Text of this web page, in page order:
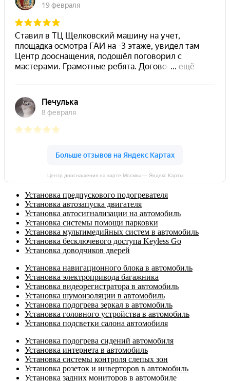
Центр дооснащения на карте Москвы — Яндекс Карты
Установка предпускового подогревателя
Установка автозапуска двигателя
Установка автосигнализации на автомобиль
Установка системы помощи парковки
Установка мультимедийных систем в автомобиль
Установка бесключевого доступа Keyless Go
Установка доводчиков дверей
Установка навигационного блока в автомобиль
Установка электропривода багажника
Установка видеорегистратора в автомобиль
Установка шумоизоляции в автомобиль
Установка подогрева зеркал в автомобиль
Установка головного устройства в автомобиль
Установка подсветки салона автомобиля
Установка подогрева сидений автомобиля
Установка интернета в автомобиль
Установка системы контроля слепых зон
Установка розеток и инверторов в автомобиль
Установка задних мониторов в автомобиле